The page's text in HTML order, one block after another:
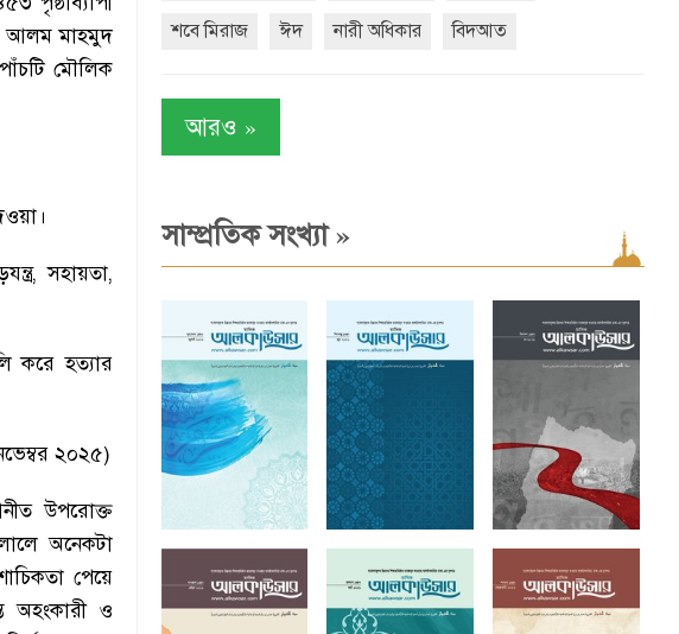
আলম মাহমুদ
মৌলিক
।
,সহায়তা,
করে হত্যার
২০২৫)
উপরোক্ত
অনেকটা
পেয়ে
অহংকারী ও
শবে মিরাজ ঈদ নারী অধিকার বিদআত
আরও »
সাম্প্রতিক সংখ্যা»